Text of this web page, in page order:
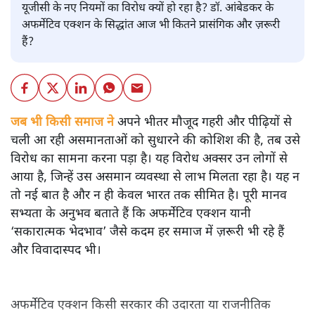
यूजीसी के नए नियमों का विरोध क्यों हो रहा है? डॉ. आंबेडकर के
अफर्मेटिव एक्शन के सिद्धांत आज भी कितने प्रासंगिक और ज़रूरी
हैं?
जब भी किसी समाज नेअपने भीतर मौजूद गहरी और पीढ़ियों से
चली आ रही असमानताओं को सुधारने की कोशिश की है, तब उसे
विरोध का सामना करना पड़ा है। यह विरोध अक्सर उन लोगों से
आया है, जिन्हें उस असमान व्यवस्था से लाभ मिलता रहा है। यह न
तो नई बात है और न ही केवल भारत तक सीमित है। पूरी मानव
सभ्यता के अनुभव बताते हैं कि अफर्मेटिव एक्शन यानी
‘सकारात्मक भेदभाव’ जैसे कदम हर समाज में ज़रूरी भी रहे हैं
और विवादास्पद भी।
अफर्मेटिव एक्शन किसी सरकार की उदारता या राजनीतिक